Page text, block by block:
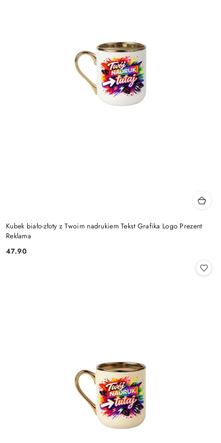
Kubek biało-złoty z Twoim nadrukiem Tekst Grafika Logo Prezent
Reklama
Cena:
47.90